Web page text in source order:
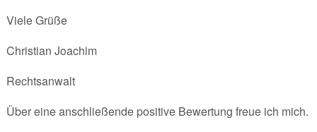
Viele Grüße
Christian Joachim
Rechtsanwalt
Über eine anschließende positive Bewertung freue ich mich.